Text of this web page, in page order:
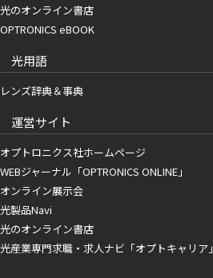
光のオンライン書店
OPTRONICS eBOOK
光用語
レンズ辞典＆事典
運営サイト
オプトロニクス社ホームページ
WEBジャーナル「OPTRONICS ONLINE」
オンライン展示会
光製品Navi
光のオンライン書店
光産業専門求職・求人ナビ「オプトキャリア」